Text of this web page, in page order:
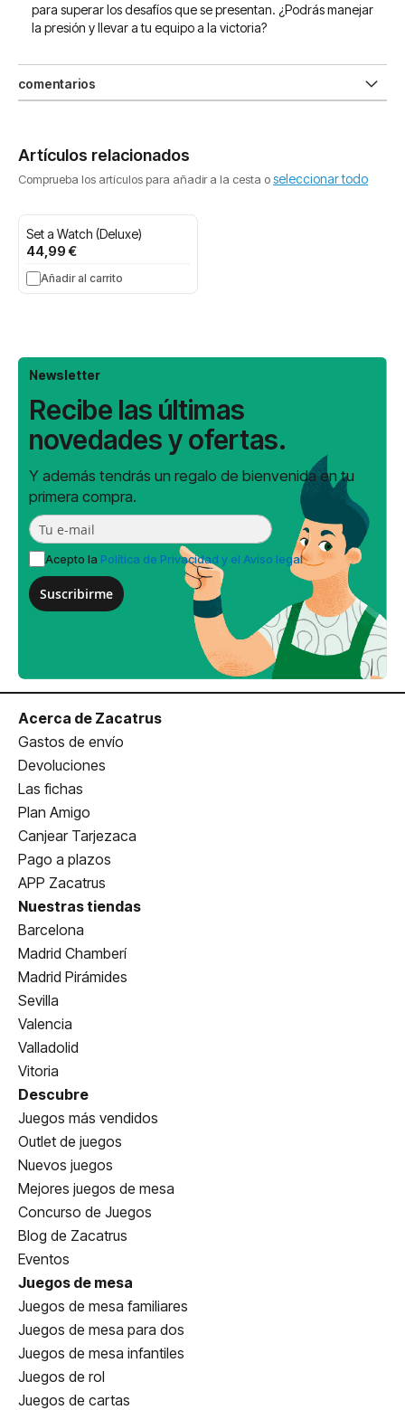
para superar los desafíos que se presentan. ¿Podrás manejar
la presión y llevar a tu equipo a la victoria?
comentarios
Artículos relacionados
Comprueba los artículos para añadir a la cesta oseleccionar todo
Set a Watch (Deluxe)
44,99 €
Añadir al carrito
Newsletter
Recibe las últimas
novedades y ofertas.
Y además tendrás un regalo de bienvenida en tu
primera compra.
Acepto la Política de Privacidad y el Aviso legal
Suscribirme
Acerca de Zacatrus
Gastos de envío
Devoluciones
Las fichas
Plan Amigo
Canjear Tarjezaca
Pago a plazos
APP Zacatrus
Nuestras tiendas
Barcelona
Madrid Chamberí
Madrid Pirámides
Sevilla
Valencia
Valladolid
Vitoria
Descubre
Juegos más vendidos
Outlet de juegos
Nuevos juegos
Mejores juegos de mesa
Concurso de Juegos
Blog de Zacatrus
Eventos
Juegos de mesa
Juegos de mesa familiares
Juegos de mesa para dos
Juegos de mesa infantiles
Juegos de rol
Juegos de cartas